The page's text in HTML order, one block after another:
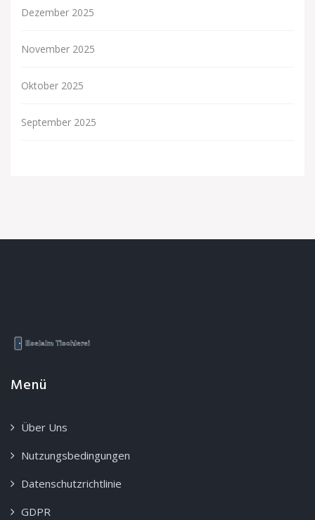
Dezember 2025
November 2025
Oktober 2025
September 2025
Menü
Über Uns
Nutzungsbedingungen
Datenschutzrichtlinie
GDPR